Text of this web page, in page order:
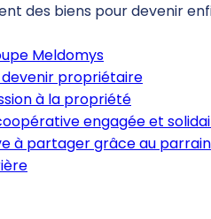
des biens pour devenir
Meldomys
propriétaire
à la propriété
engagée et
à partager grâce au